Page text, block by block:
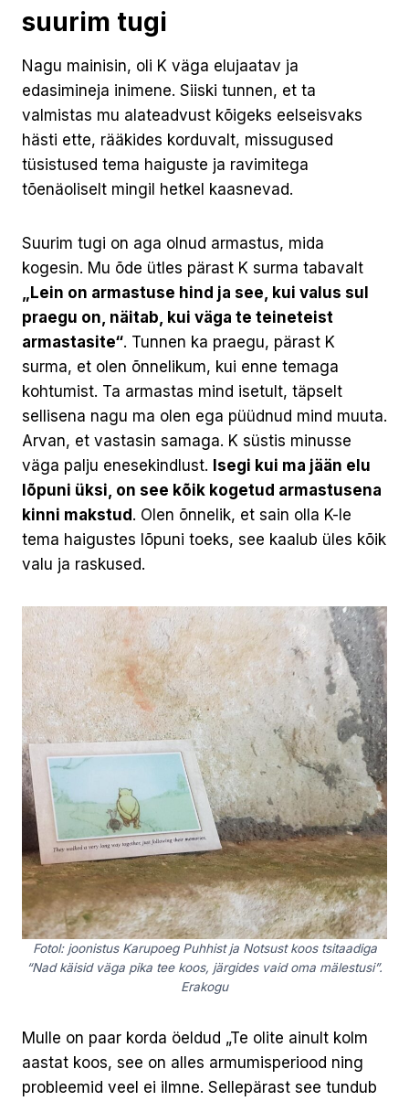
suurim tugi
Nagu mainisin, oli K väga elujaatav ja
edasimineja inimene. Siiski tunnen, et ta
valmistas mu alateadvust kõigeks eelseisvaks
hästi ette, rääkides korduvalt, missugused
tüsistused tema haiguste ja ravimitega
tõenäoliselt mingil hetkel kaasnevad.
Suurim tugi on aga olnud armastus, mida
kogesin. Mu õde ütles pärast K surma tabavalt
„Lein on armastuse hind ja see, kui valus sul
praegu on, näitab, kui väga te teineteist
armastasite“. Tunnen ka praegu, pärast K
surma, et olen õnnelikum, kui enne temaga
kohtumist. Ta armastas mind isetult, täpselt
sellisena nagu ma olen ega püüdnud mind muuta.
Arvan, et vastasin samaga. K süstis minusse
väga palju enesekindlust. Isegi kui ma jään elu
lõpuni üksi, on see kõik kogetud armastusena
kinni makstud. Olen õnnelik, et sain olla K-le
tema haigustes lõpuni toeks, see kaalub üles kõik
valu ja raskused.
Fotol: joonistus Karupoeg Puhhist ja Notsust koos tsitaadiga
“Nad käisid väga pika tee koos, järgides vaid oma mälestusi”.
Erakogu
Mulle on paar korda öeldud „Te olite ainult kolm
aastat koos, see on alles armumisperiood ning
probleemid veel ei ilmne. Sellepärast see tundub